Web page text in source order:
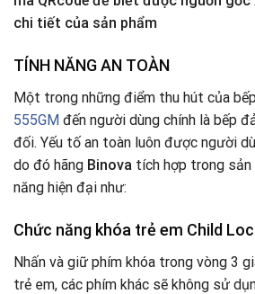
chi tiết của sản phẩm
TÍNH NĂNG AN TOÀN
Một trong những điểm thu hút của
555GM đến người dùng chính là bếp
đối. Yếu tố an toàn luôn được người
do đó hãng Binova tích hợp trong
năng hiện đại như:
Chức năng khóa trẻ em Child
Nhấn và giữ phím khóa trong vòng 3
trẻ em, các phím khác sẽ không sử